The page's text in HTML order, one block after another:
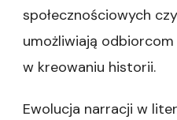
społecznościowych
umożliwiają
w kreowaniu historii.
Ewolucja narracji w